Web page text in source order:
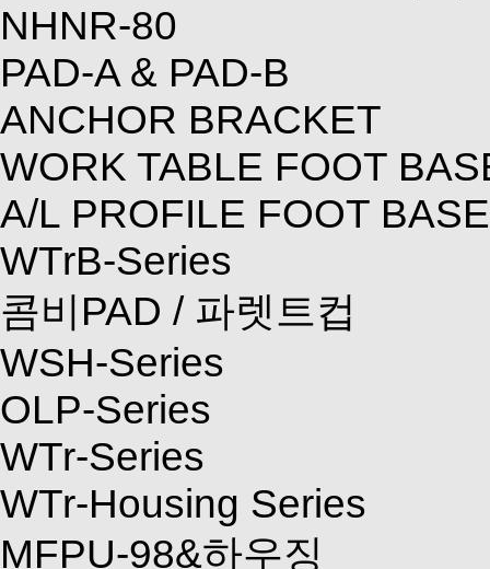
NHNR-80
PAD-A & PAD-B
ANCHOR BRACKET
WORK TABLE FOOT
A/L PROFILE FOOT BASE
WTrB-Series
콤비PAD / 파렛트컵
WSH-Series
OLP-Series
WTr-Series
WTr-Housing Series
MFPU-98&하우징